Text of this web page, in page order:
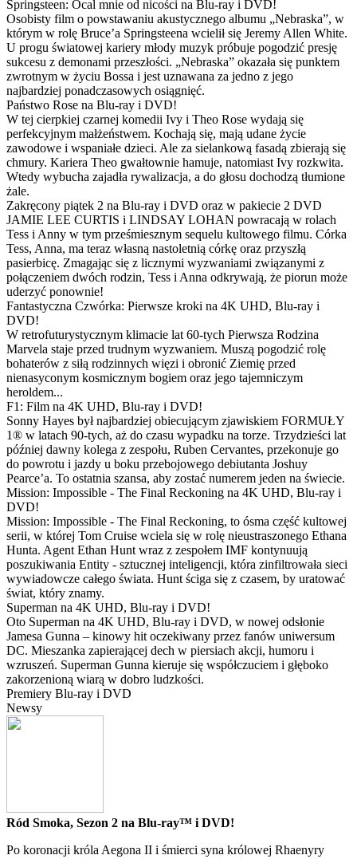
Springsteen: Ocal mnie od nicości na Blu-ray i DVD!
Osobisty film o powstawaniu akustycznego albumu „Nebraska”, w
którym w rolę Bruce’a Springsteena wcielił się Jeremy Allen White.
U progu światowej kariery młody muzyk próbuje pogodzić presję
sukcesu z demonami przeszłości. „Nebraska” okazała się punktem
zwrotnym w życiu Bossa i jest uznawana za jedno z jego
najbardziej ponadczasowych osiągnięć.
Państwo Rose na Blu-ray i DVD!
W tej cierpkiej czarnej komedii Ivy i Theo Rose wydają się
perfekcyjnym małżeństwem. Kochają się, mają udane życie
zawodowe i wspaniałe dzieci. Ale za sielankową fasadą zbierają się
chmury. Kariera Theo gwałtownie hamuje, natomiast Ivy rozkwita.
Wtedy wybucha zajadła rywalizacja, a do głosu dochodzą tłumione
żale.
Zakręcony piątek 2 na Blu-ray i DVD oraz w pakiecie 2 DVD
JAMIE LEE CURTIS i LINDSAY LOHAN powracają w rolach
Tess i Anny w tym prześmiesznym sequelu kultowego filmu. Córka
Tess, Anna, ma teraz własną nastoletnią córkę oraz przyszłą
pasierbicę. Zmagając się z licznymi wyzwaniami związanymi z
połączeniem dwóch rodzin, Tess i Anna odkrywają, że piorun może
uderzyć ponownie!
Fantastyczna Czwórka: Pierwsze kroki na 4K UHD, Blu-ray i
DVD!
W retrofuturystycznym klimacie lat 60-tych Pierwsza Rodzina
Marvela staje przed trudnym wyzwaniem. Muszą pogodzić rolę
bohaterów z siłą rodzinnych więzi i obronić Ziemię przed
nienasyconym kosmicznym bogiem oraz jego tajemniczym
heroldem...
F1: Film na 4K UHD, Blu-ray i DVD!
Sonny Hayes był najbardziej obiecującym zjawiskiem FORMUŁY
1® w latach 90-tych, aż do czasu wypadku na torze. Trzydzieści lat
później dawny kolega z zespołu, Ruben Cervantes, przekonuje go
do powrotu i jazdy u boku przebojowego debiutanta Joshuy
Pearce’a. To ostatnia szansa, aby zostać numerem jeden na świecie.
Mission: Impossible - The Final Reckoning na 4K UHD, Blu-ray i
DVD!
Mission: Impossible - The Final Reckoning, to ósma część kultowej
serii, w której Tom Cruise wciela się w rolę nieustraszonego Ethana
Hunta. Agent Ethan Hunt wraz z zespołem IMF kontynuują
poszukiwania Entity - sztucznej inteligencji, która zinfiltrowała sieci
wywiadowcze całego świata. Hunt ściga się z czasem, by uratować
świat, który znamy.
Superman na 4K UHD, Blu-ray i DVD!
Oto Superman na 4K UHD, Blu-ray i DVD, w nowej odsłonie
Jamesa Gunna – kinowy hit oczekiwany przez fanów uniwersum
DC. Mieszanka zapierającej dech w piersiach akcji, humoru i
wzruszeń. Superman Gunna kieruje się współczuciem i głęboko
zakorzenioną wiarą w dobro ludzkości.
Premiery Blu-ray i DVD
Newsy
Ród Smoka, Sezon 2 na Blu-ray™ i DVD!
Po koronacji króla Aegona II i śmierci syna królowej Rhaenyry